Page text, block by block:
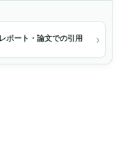
レポート・論文での引用 ›